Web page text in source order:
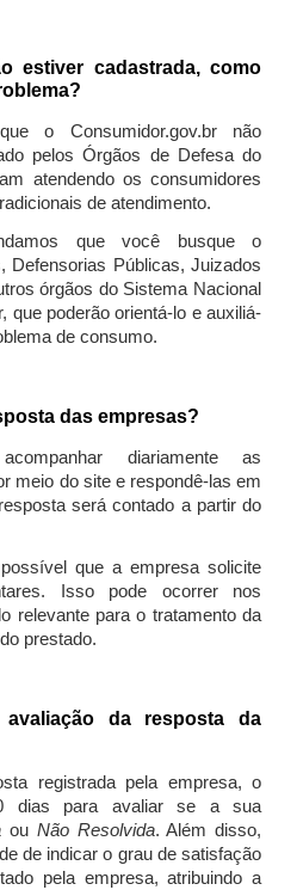
estiver cadastrada, como
o Consumidor.gov.br não
pelos Órgãos de Defesa do
atendendo os consumidores
de atendimento.
que você busque o
Defensorias Públicas, Juizados
órgãos do Sistema Nacional
que poderão orientá-lo e auxiliá-
de consumo.
das empresas?
diariamente as
meio do site e respondê-las em
será contado a partir do
que a empresa solicite
Isso pode ocorrer nos
relevante para o tratamento da
prestado.
da resposta da
registrada pela empresa, o
dias para avaliar se a sua
ou Não Resolvida. Além disso,
de indicar o grau de satisfação
pela empresa, atribuindo a